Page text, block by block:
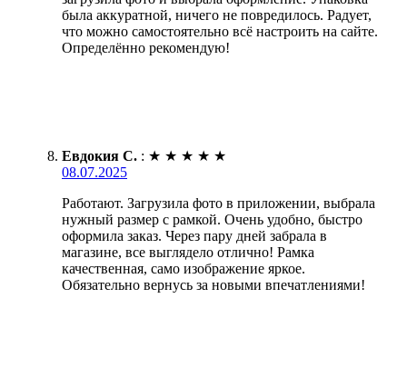
была аккуратной, ничего не повредилось. Радует,
что можно самостоятельно всё настроить на сайте.
Определённо рекомендую!
Евдокия С. : ★ ★ ★ ★ ★
08.07.2025
Работают. Загрузила фото в приложении, выбрала
нужный размер с рамкой. Очень удобно, быстро
оформила заказ. Через пару дней забрала в
магазине, все выглядело отлично! Рамка
качественная, само изображение яркое.
Обязательно вернусь за новыми впечатлениями!